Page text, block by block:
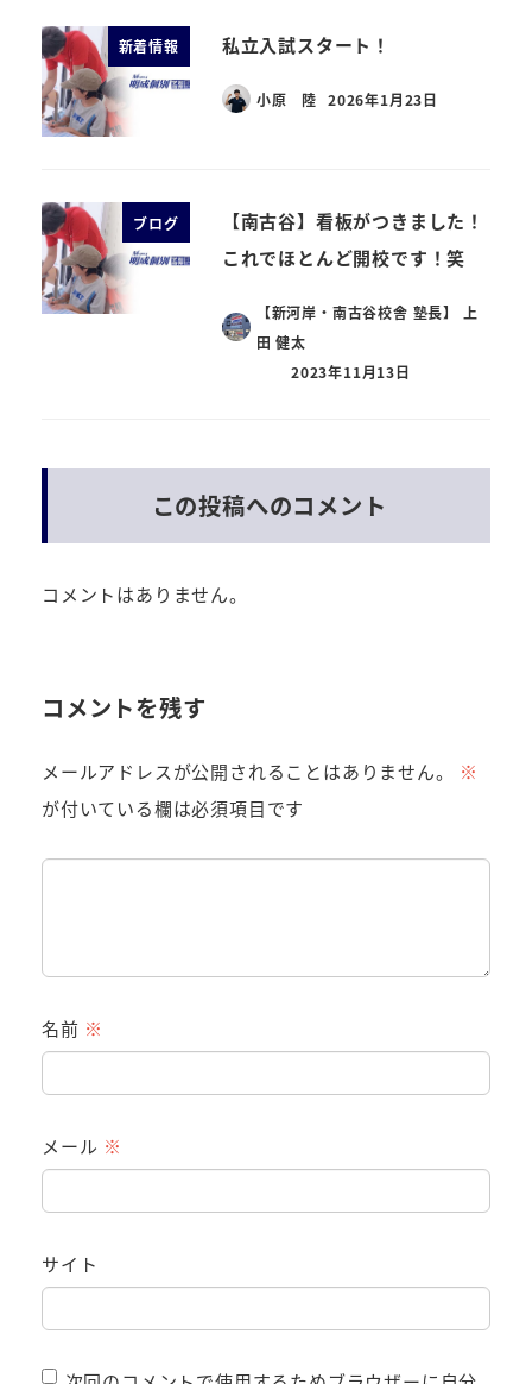
新着情報 私立入試スタート！
小原 陸 2026年1月23日
ブログ
【南古谷】看板がつきました！
これでほとんど開校です！笑
【新河岸・南古谷校舎 塾長】 上
田 健太
2023年11月13日
この投稿へのコメント
コメントはありません。
コメントを残す
メールアドレスが公開されることはありません。
※
が付いている欄は必須項目です
名前 ※
メール ※
サイト